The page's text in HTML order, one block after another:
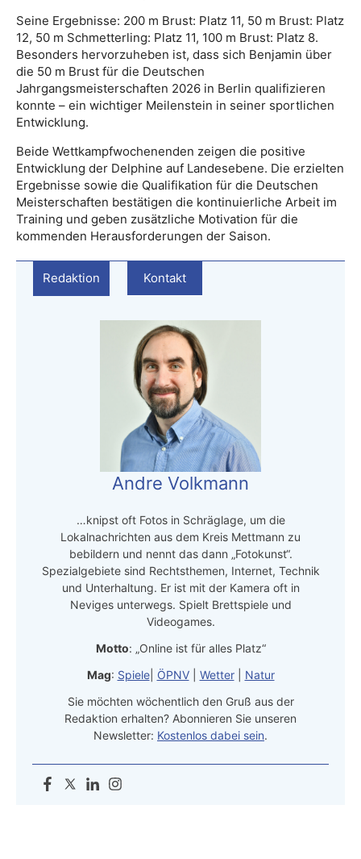
Seine Ergebnisse: 200 m Brust: Platz 11, 50 m Brust: Platz
12, 50 m Schmetterling: Platz 11, 100 m Brust: Platz 8.
Besonders hervorzuheben ist, dass sich Benjamin über
die 50 m Brust für die Deutschen
Jahrgangsmeisterschaften 2026 in Berlin qualifizieren
konnte – ein wichtiger Meilenstein in seiner sportlichen
Entwicklung.
Beide Wettkampfwochenenden zeigen die positive
Entwicklung der Delphine auf Landesebene. Die erzielten
Ergebnisse sowie die Qualifikation für die Deutschen
Meisterschaften bestätigen die kontinuierliche Arbeit im
Training und geben zusätzliche Motivation für die
kommenden Herausforderungen der Saison.
Redaktion Kontakt
Andre Volkmann
…knipst oft Fotos in Schräglage, um die
Lokalnachrichten aus dem Kreis Mettmann zu
bebildern und nennt das dann „Fotokunst“.
Spezialgebiete sind Rechtsthemen, Internet, Technik
und Unterhaltung. Er ist mit der Kamera oft in
Neviges unterwegs. Spielt Brettspiele und
Videogames.
Motto: „Online ist für alles Platz“
Mag: Spiele| ÖPNV| Wetter| Natur
Sie möchten wöchentlich den Gruß aus der
Redaktion erhalten? Abonnieren Sie unseren
Newsletter: Kostenlos dabei sein.